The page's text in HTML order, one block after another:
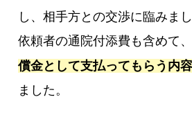
し、相手方との交渉に臨みま
依頼者の通院付添費も含めて、
償金として支払ってもらう内
ました。